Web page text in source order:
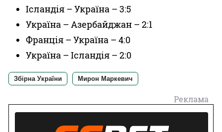
Ісландія – Україна – 3:5
Україна – Азербайджан – 2:1
Франція – Україна – 4:0
Україна – Ісландія – 2:0
Збірна України Мирон Маркевич
Реклама